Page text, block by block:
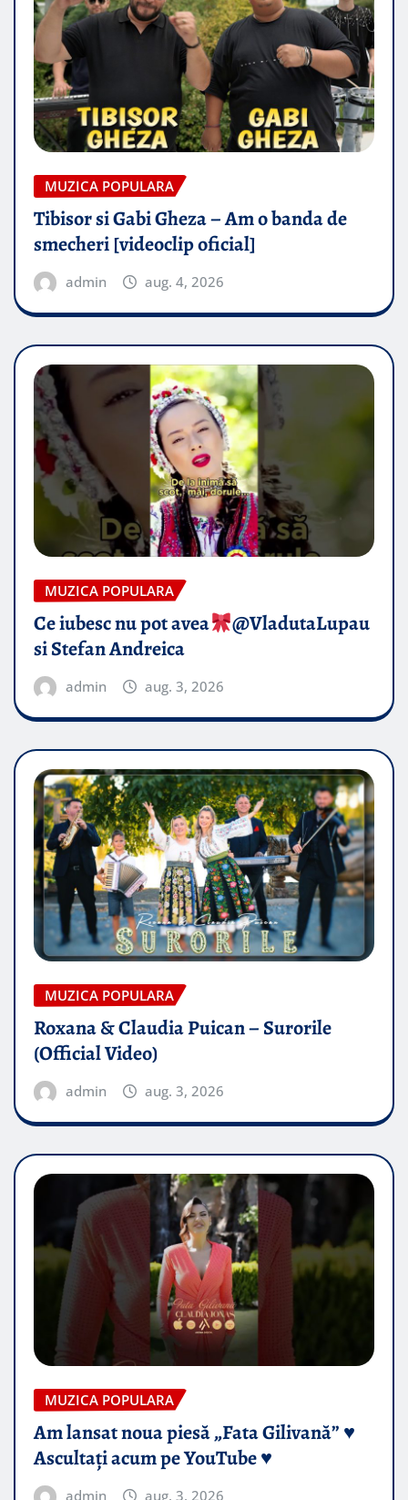
MUZICA POPULARA
Tibisor si Gabi Gheza – Am o banda de
smecheri [videoclip oficial]
admin aug. 4, 2026
MUZICA POPULARA
Ce iubesc nu pot avea
​@VladutaLupau
si Stefan Andreica
admin aug. 3, 2026
MUZICA POPULARA
Roxana & Claudia Puican – Surorile
(Official Video)
admin aug. 3, 2026
MUZICA POPULARA
Am lansat noua piesă „Fata Gilivană” ♥️
Ascultați acum pe YouTube ♥️
admin aug. 3, 2026